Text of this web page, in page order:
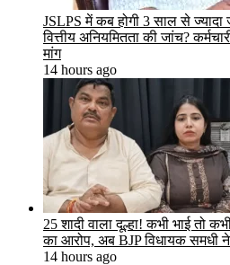
JSLPS में कब होगी 3 साल से
वित्तीय अनियमितता की जांच?
मांग
14 hours ago
25 शादी वाला दूल्हा! कभी भाई तो
का आरोप, अब BJP विधायक समधी ने
14 hours ago